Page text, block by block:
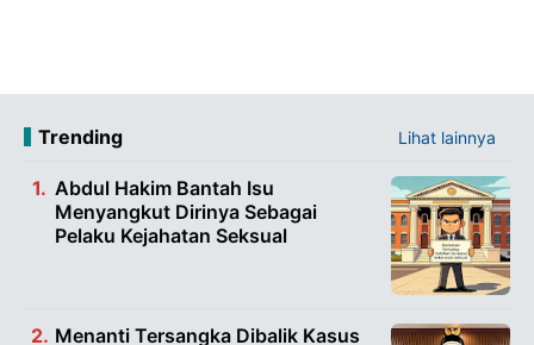
Trending Lihat lainnya
Abdul Hakim Bantah Isu
Menyangkut Dirinya Sebagai
Pelaku Kejahatan Seksual
Menanti Tersangka Dibalik Kasus